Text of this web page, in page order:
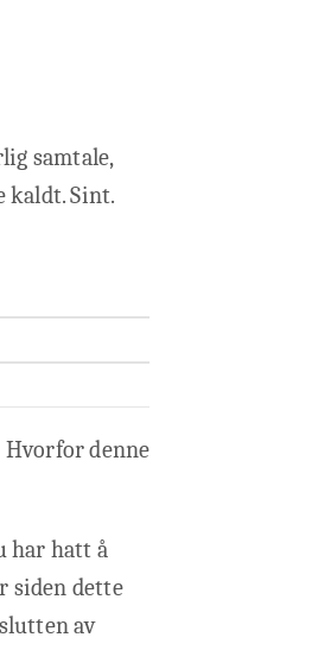
samtale,
kaldt. Sint.
Hvorfor denne
har hatt å
siden dette
av